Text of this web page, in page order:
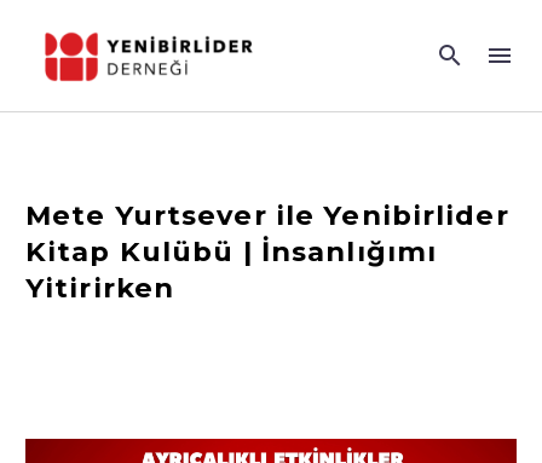
Mete Yurtsever ile Yenibirlider
Kitap Kulübü | İnsanlığımı
Yitirirken